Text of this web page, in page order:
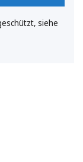
siehe